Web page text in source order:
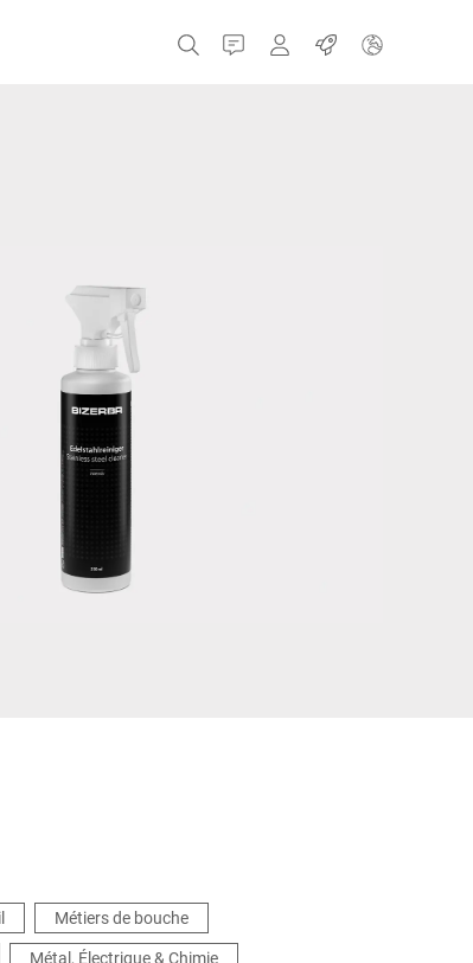
Contact MyBizerba
Emplois
Métiers de bouche
Métal, Électrique & Chimie